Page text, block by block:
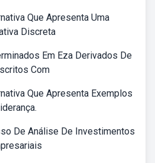
Que Apresenta Uma
Discreta
Em Eza Derivados De
Com
Que Apresenta Exemplos
De Análise De Investimentos